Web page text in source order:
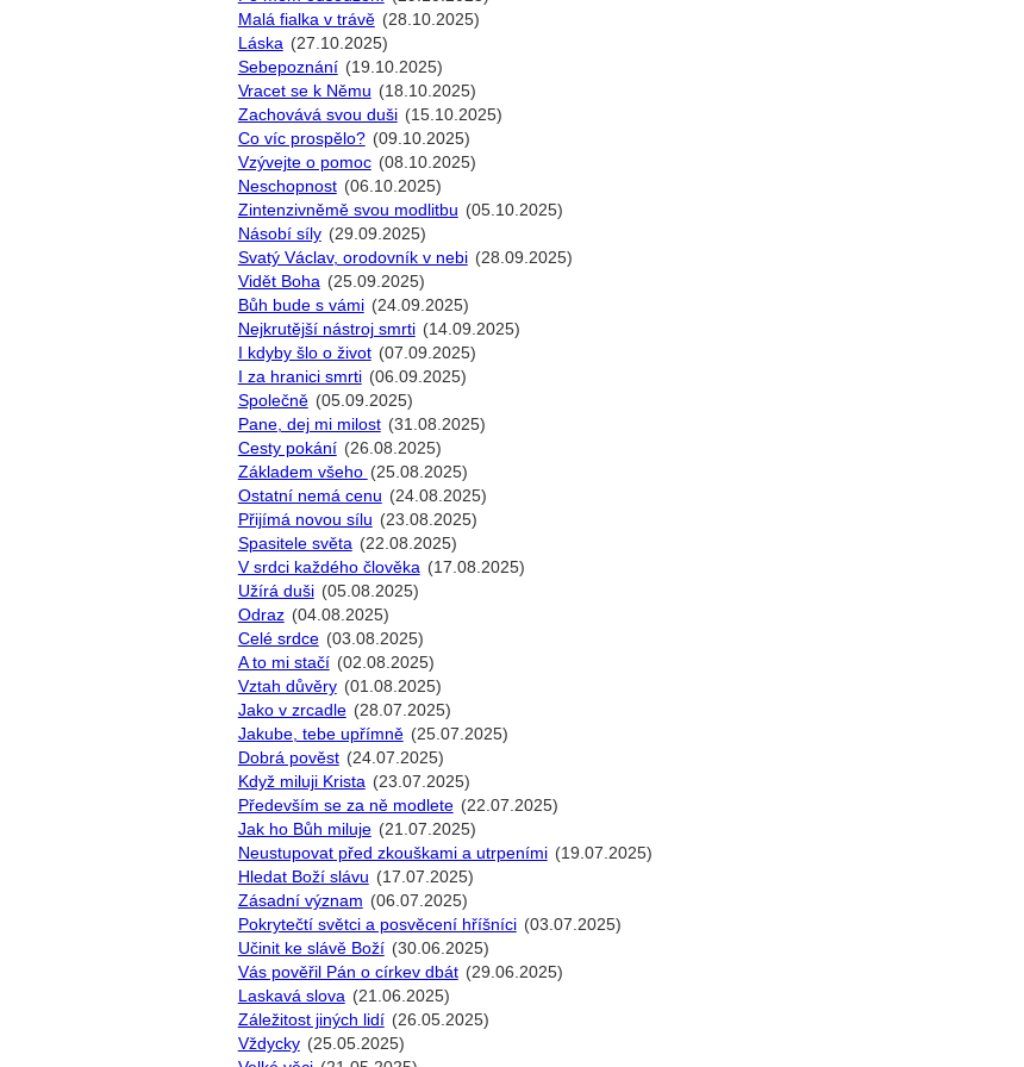
Malá fialka v trávě (28.10.2025)
Láska (27.10.2025)
Sebepoznání (19.10.2025)
Vracet se k Němu (18.10.2025)
Zachovává svou duši (15.10.2025)
Co víc prospělo? (09.10.2025)
Vzývejte o pomoc (08.10.2025)
Neschopnost (06.10.2025)
Zintenzivněmě svou modlitbu (05.10.2025)
Násobí síly (29.09.2025)
Svatý Václav, orodovník v nebi (28.09.2025)
Vidět Boha (25.09.2025)
Bůh bude s vámi (24.09.2025)
Nejkrutější nástroj smrti (14.09.2025)
I kdyby šlo o život (07.09.2025)
I za hranici smrti (06.09.2025)
Společně (05.09.2025)
Pane, dej mi milost (31.08.2025)
Cesty pokání (26.08.2025)
Základem všeho (25.08.2025)
Ostatní nemá cenu (24.08.2025)
Přijímá novou sílu (23.08.2025)
Spasitele světa (22.08.2025)
V srdci každého člověka (17.08.2025)
Užírá duši (05.08.2025)
Odraz (04.08.2025)
Celé srdce (03.08.2025)
A to mi stačí (02.08.2025)
Vztah důvěry (01.08.2025)
Jako v zrcadle (28.07.2025)
Jakube, tebe upřímně (25.07.2025)
Dobrá pověst (24.07.2025)
Když miluji Krista (23.07.2025)
Především se za ně modlete (22.07.2025)
Jak ho Bůh miluje (21.07.2025)
Neustupovat před zkouškami a utrpeními (19.07.2025)
Hledat Boží slávu (17.07.2025)
Zásadní význam (06.07.2025)
Pokrytečtí světci a posvěcení hříšníci (03.07.2025)
Učinit ke slávě Boží (30.06.2025)
Vás pověřil Pán o církev dbát (29.06.2025)
Laskavá slova (21.06.2025)
Záležitost jiných lidí (26.05.2025)
Vždycky (25.05.2025)